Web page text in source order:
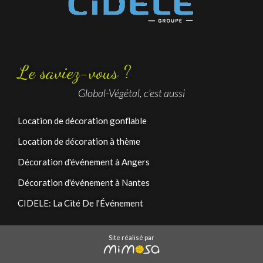
Le saviez-vous ?
Global-Végétal, c’est aussi
Location de décoration gonflable
Location de décoration à thème
Décoration d'événement à Angers
Décoration d'événement à Nantes
CIDELE: La Cité De l'Événement
Site réalisé par